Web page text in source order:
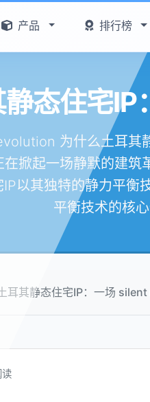
产品 排行榜
静态住宅
为什么土耳其
掀起一场静默的建
以其独特的静力平
平衡技术的核
耳其静态住宅IP：一场